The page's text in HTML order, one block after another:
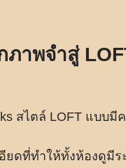
าพจำสู่
สไตล์ LOFT แบบ
ยดที่ทำให้ทั้งห้องดูมี